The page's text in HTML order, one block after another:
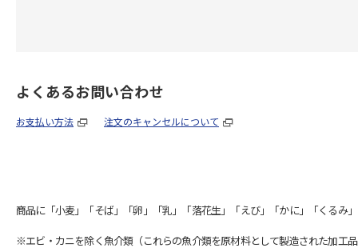
よくあるお問い合わせ
お支払い方法 注文のキャンセルについて
商品に「小麦」「そば」「卵」「乳」「落花生」「えび」「かに」「くるみ
※エビ・カニを除く魚介類（これらの魚介類を原材料として製造された加工